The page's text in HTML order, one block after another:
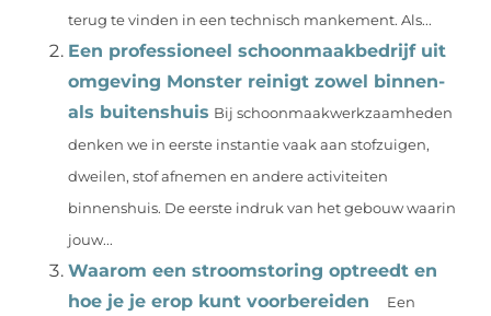
terug te vinden in een technisch mankement. Als...
Een professioneel schoonmaakbedrijf uit
omgeving Monster reinigt zowel binnen-
als buitenshuis Bij schoonmaakwerkzaamheden
denken we in eerste instantie vaak aan stofzuigen,
dweilen, stof afnemen en andere activiteiten
binnenshuis. De eerste indruk van het gebouw waarin
jouw...
Waarom een stroomstoring optreedt en
hoe je je erop kunt voorbereiden
Een